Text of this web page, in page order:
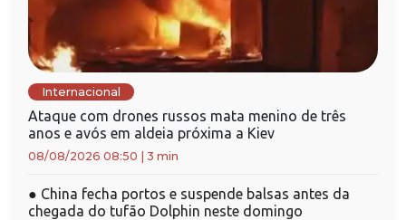
Internacional
Ataque com drones russos mata menino de três
anos e avós em aldeia próxima a Kiev
08/08/2026 08:50 3 min
● China fecha portos e suspende balsas antes da
chegada do tufão Dolphin neste domingo